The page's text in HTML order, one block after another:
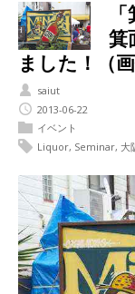
箕
ました！（
saiut
2013-06-22
イベント
Liquor, Seminar, 大